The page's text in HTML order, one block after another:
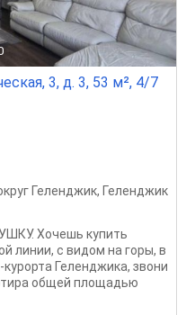
3, д. 3, 53 м², 4/7
Геленджик, Геленджик
Хочешь купить
линии, с видом на горы, в
Геленджика, звони
общей площадью